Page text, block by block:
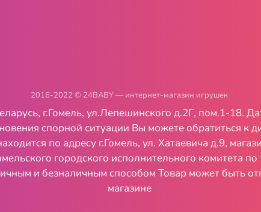
2016-2022 © 24BABY — интернет-магазин игрушек
г.Гомель, ул.Лепешинского д.2Г, пом.1-18.
спорной ситуации Вы можете обратиться к
по адресу г.Гомель, ул. Хатаевича д.9,
городского исполнительного комитета
и безналичным способом Товар может быть
магазине